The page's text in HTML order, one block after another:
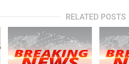
RELATED POSTS